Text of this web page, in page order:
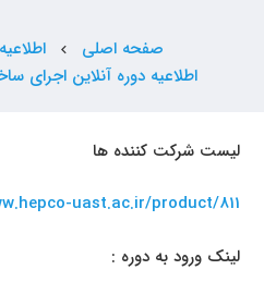
صفحه اصلی chevron_left
اطلاعیه دوره آنلاین اجرای
لیست شرکت کننده ها
uast.ac.ir/product/811
لینک ورود به دوره :